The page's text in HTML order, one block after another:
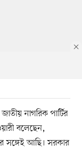
নাগরিক পার্টির
বলেছেন,
সঙ্গেই আছি। সরকার